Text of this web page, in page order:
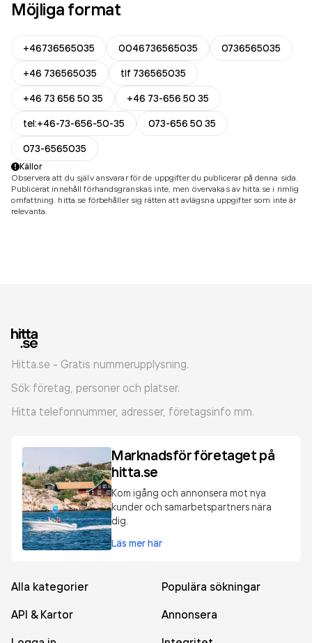
Möjliga format
+46736565035 0046736565035
0736565035
+46 736565035
tlf 736565035
+46 73 656 50 35
+46 73-656 50 35
tel:+46-73-656-50-35
073-656 50 35
073-6565035
Källor
Observera att du själv ansvarar för de uppgifter du publicerar på denna sida.
Publicerat innehåll förhandsgranskas inte, men övervakas av hitta.se i rimlig
omfattning. hitta.se förbehåller sig rätten att avlägsna uppgifter som inte är
relevanta.
Hitta.se - Gratis nummerupplysning.
Sök företag, personer och platser.
Hitta telefonnummer, adresser, företagsinfo mm.
Marknadsför företaget på
hitta.se
Kom igång och annonsera mot nya
kunder och samarbetspartners nära
dig.
Läs mer här
Alla kategorier
Populära sökningar
API & Kartor
Annonsera